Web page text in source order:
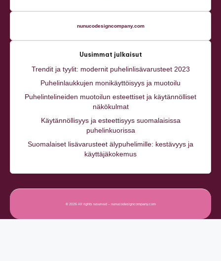
Uusimmat julkaisut
Trendit ja tyylit: modernit puhelinlisävarusteet 2023
Puhelinlaukkujen monikäyttöisyys ja muotoilu
Puhelintelineiden muotoilun esteettiset ja käytännölliset
näkökulmat
Käytännöllisyys ja esteettisyys suomalaisissa
puhelinkuorissa
Suomalaiset lisävarusteet älypuhelimille: kestävyys ja